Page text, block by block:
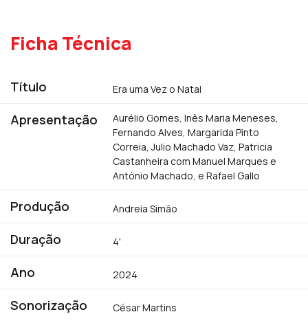
Ficha Técnica
Título Era uma Vez o Natal
Apresentação
Aurélio Gomes, Inês Maria Meneses,
Fernando Alves, Margarida Pinto
Correia, Julio Machado Vaz, Patricia
Castanheira com Manuel Marques e
António Machado, e Rafael Gallo
Produção Andreia Simão
Duração 4'
Ano 2024
Sonorização César Martins